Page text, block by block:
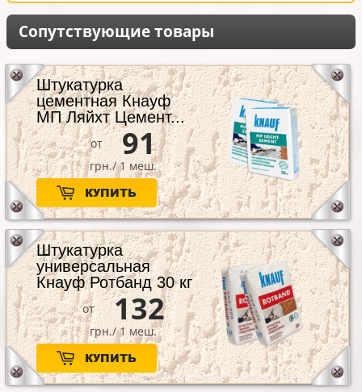
Сопутствующие товары
Штукатурка
цементная Кнауф
МП Ляйхт Цемент...
от 91
грн./ 1 меш.
КУПИТЬ
Штукатурка
универсальная
Кнауф Ротбанд 30 кг
от 132
грн./ 1 меш.
КУПИТЬ